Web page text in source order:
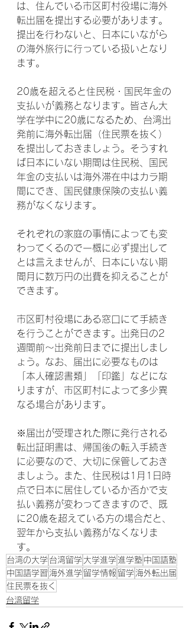
は、住んでいる市区町村役場に海外
転出届を提出する必要があります。
提出を行わないと、日本にいながら
の海外旅行に行っている扱いとなり
ます。
20歳を超えると住民税・国民年金の
支払いが義務となります。皆さん大
学在学中に20歳になるため、台湾出
発前に海外転出届（住民票を抜く）
を提出しておきましょう。そうすれ
ば日本にいない期間は住民税、国民
年金の支払いは海外滞在中はカラ期
間にでき、国民健康保険の支払い義
務がなくなります。
それぞれの家庭の事情によっても変
わってくるので一概に必ず提出して
とは言えませんが、日本にいない期
間月に数万円の出費を抑えることが
できます。
市区町村役場にある窓口にて手続き
を行うことができます。出発日の2
週間前～出発前日までに提出しまし
ょう。なお、届出に必要なものは
「本人確認書類」「印鑑」などにな
りますが、市区町村によって多少異
なる場合があります。
※届出が受理された際に発行される
転出証明書は、帰国後の転入手続き
に必要なので、大切に保管しておき
ましょう。また、住民税は1月1日時
点で日本に居住しているか否かで支
払い義務が変わってきますので、既
に20歳を超えている方の場合だと、
翌年から支払い義務がなくなりま
す。
台湾の大学 台湾留学 大学進学 進学塾 中国語塾
中国語学習 海外進学留学情報 留学 海外転出届
住民票を抜く
台湾留学